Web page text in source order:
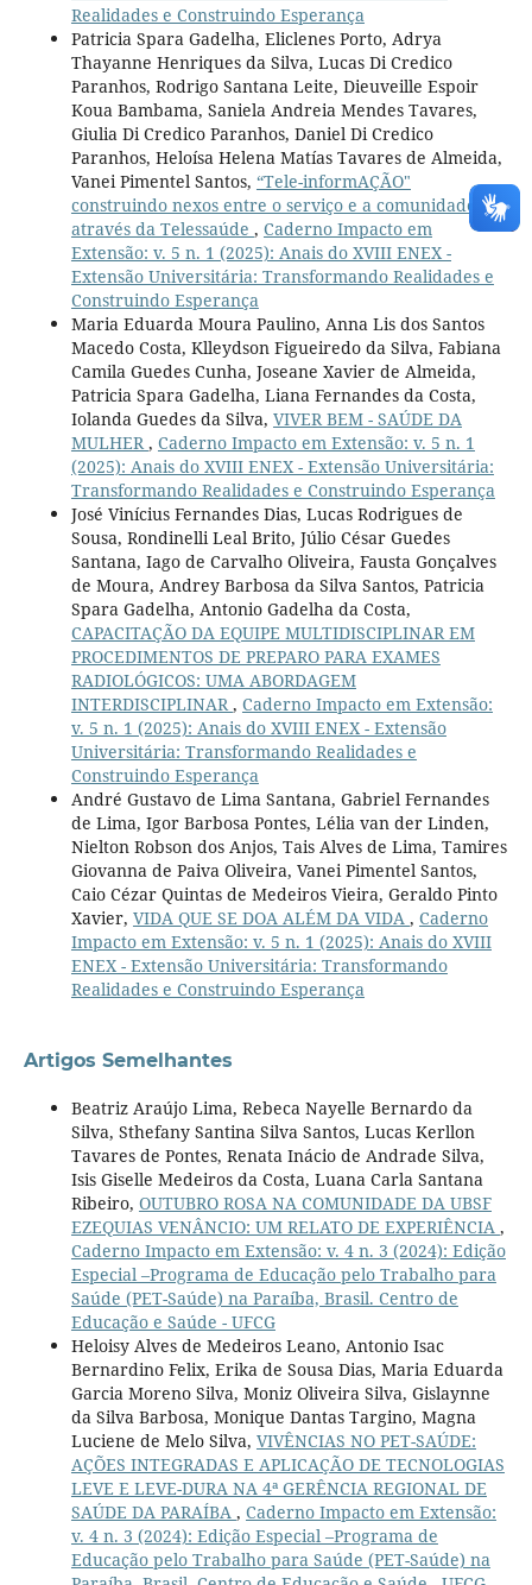
Realidades e Construindo Esperança
Patricia Spara Gadelha, Eliclenes Porto, Adrya
Thayanne Henriques da Silva, Lucas Di Credico
Paranhos, Rodrigo Santana Leite, Dieuveille Espoir
Koua Bambama, Saniela Andreia Mendes Tavares,
Giulia Di Credico Paranhos, Daniel Di Credico
Paranhos, Heloísa Helena Matías Tavares de Almeida,
Vanei Pimentel Santos, “Tele-informAÇÃO"
construindo nexos entre o serviço e a comunidade
através da Telessaúde , Caderno Impacto em
Extensão: v. 5 n. 1 (2025): Anais do XVIII ENEX -
Extensão Universitária: Transformando Realidades e
Construindo Esperança
Maria Eduarda Moura Paulino, Anna Lis dos Santos
Macedo Costa, Klleydson Figueiredo da Silva, Fabiana
Camila Guedes Cunha, Joseane Xavier de Almeida,
Patricia Spara Gadelha, Liana Fernandes da Costa,
Iolanda Guedes da Silva, VIVER BEM - SAÚDE DA
MULHER, Caderno Impacto em Extensão: v. 5 n. 1
(2025): Anais do XVIII ENEX - Extensão Universitária:
Transformando Realidades e Construindo Esperança
José Vinícius Fernandes Dias, Lucas Rodrigues de
Sousa, Rondinelli Leal Brito, Júlio César Guedes
Santana, Iago de Carvalho Oliveira, Fausta Gonçalves
de Moura, Andrey Barbosa da Silva Santos, Patricia
Spara Gadelha, Antonio Gadelha da Costa,
CAPACITAÇÃO DA EQUIPE MULTIDISCIPLINAR EM
PROCEDIMENTOS DE PREPARO PARA EXAMES
RADIOLÓGICOS: UMA ABORDAGEM
INTERDISCIPLINAR, Caderno Impacto em Extensão:
v. 5 n. 1 (2025): Anais do XVIII ENEX - Extensão
Universitária: Transformando Realidades e
Construindo Esperança
André Gustavo de Lima Santana, Gabriel Fernandes
de Lima, Igor Barbosa Pontes, Lélia van der Linden,
Nielton Robson dos Anjos, Tais Alves de Lima, Tamires
Giovanna de Paiva Oliveira, Vanei Pimentel Santos,
Caio Cézar Quintas de Medeiros Vieira, Geraldo Pinto
Xavier, VIDA QUE SE DOA ALÉM DA VIDA , Caderno
Impacto em Extensão: v. 5 n. 1 (2025): Anais do XVIII
ENEX - Extensão Universitária: Transformando
Realidades e Construindo Esperança
Artigos Semelhantes
Beatriz Araújo Lima, Rebeca Nayelle Bernardo da
Silva, Sthefany Santina Silva Santos, Lucas Kerllon
Tavares de Pontes, Renata Inácio de Andrade Silva,
Isis Giselle Medeiros da Costa, Luana Carla Santana
Ribeiro, OUTUBRO ROSA NA COMUNIDADE DA UBSF
EZEQUIAS VENÂNCIO: UM RELATO DE EXPERIÊNCIA ,
Caderno Impacto em Extensão: v. 4 n. 3 (2024): Edição
Especial –Programa de Educação pelo Trabalho para
Saúde (PET-Saúde) na Paraíba, Brasil. Centro de
Educação e Saúde - UFCG
Heloisy Alves de Medeiros Leano, Antonio Isac
Bernardino Felix, Erika de Sousa Dias, Maria Eduarda
Garcia Moreno Silva, Moniz Oliveira Silva, Gislaynne
da Silva Barbosa, Monique Dantas Targino, Magna
Luciene de Melo Silva, VIVÊNCIAS NO PET-SAÚDE:
AÇÕES INTEGRADAS E APLICAÇÃO DE TECNOLOGIAS
LEVE E LEVE-DURA NA 4ª GERÊNCIA REGIONAL DE
SAÚDE DA PARAÍBA , Caderno Impacto em Extensão:
v. 4 n. 3 (2024): Edição Especial –Programa de
Educação pelo Trabalho para Saúde (PET-Saúde) na